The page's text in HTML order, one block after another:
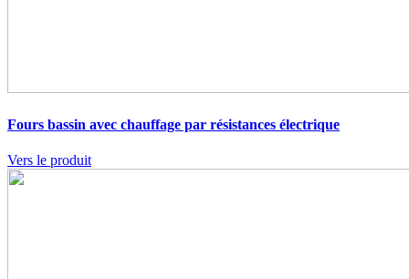
Fours bassin avec chauffage par résistances électrique
Vers le produit